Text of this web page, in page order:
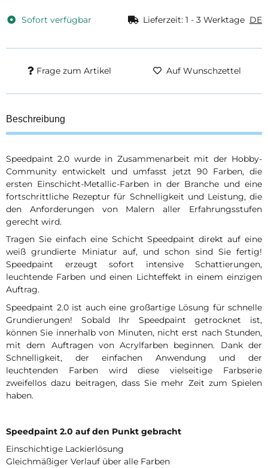
Sofort verfügbar Lieferzeit: 1 - 3 Werktage DE
Frage zum Artikel Auf Wunschzettel
Beschreibung
Speedpaint 2.0 wurde in Zusammenarbeit mit der Hobby-
Community entwickelt und umfasst jetzt 90 Farben, die
ersten Einschicht-Metallic-Farben in der Branche und eine
fortschrittliche Rezeptur für Schnelligkeit und Leistung, die
den Anforderungen von Malern aller Erfahrungsstufen
gerecht wird.
Tragen Sie einfach eine Schicht Speedpaint direkt auf eine
weiß grundierte Miniatur auf, und schon sind Sie fertig!
Speedpaint erzeugt sofort intensive Schattierungen,
leuchtende Farben und einen Lichteffekt in einem einzigen
Auftrag.
Speedpaint 2.0 ist auch eine großartige Lösung für schnelle
Grundierungen! Sobald Ihr Speedpaint getrocknet ist,
können Sie innerhalb von Minuten, nicht erst nach Stunden,
mit dem Auftragen von Acrylfarben beginnen. Dank der
Schnelligkeit, der einfachen Anwendung und der
leuchtenden Farben wird diese vielseitige Farbserie
zweifellos dazu beitragen, dass Sie mehr Zeit zum Spielen
haben.
Speedpaint 2.0 auf den Punkt gebracht
Einschichtige Lackierlösung
Gleichmäßiger Verlauf über alle Farben